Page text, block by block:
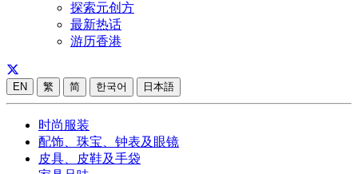
探索元创方
最新热话
游历香港
EN 繁 简 한국어 日本語
时尚服装
配饰、珠宝、钟表及眼镜
皮具、皮鞋及手袋